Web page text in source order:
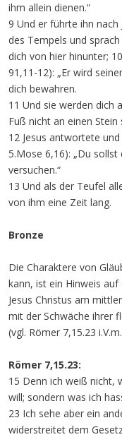
ihm allein dienen.“
9 Und er führte ihn
des Tempels und
dich von hier hinunter;
91,11-12): „Er wird
dich bewahren.
11 Und sie werden dich
Fuß nicht an einen Stein
12 Jesus antwortete
5.Mose 6,16): „Du
versuchen.“
13 Und als der Teufel
von ihm eine Zeit lang.
Bronze
Die Charaktere von
kann, ist ein Hinweis
Jesus Christus am
mit der Schwäche ihrer
(vgl. Römer 7,15.23
Römer 7,15.23:
15 Denn ich weiß nicht,
will; sondern was ich
23 Ich sehe aber ein
widerstreitet dem